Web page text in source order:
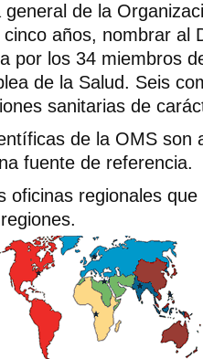
de la
años, nombrar al
por los 34 miembros
de la Salud. Seis
sanitarias de
de la OMS son
fuente de referencia.
oficinas regionales